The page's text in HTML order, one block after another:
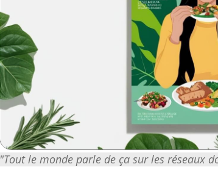
"Tout le monde parle de ça sur les réseaux